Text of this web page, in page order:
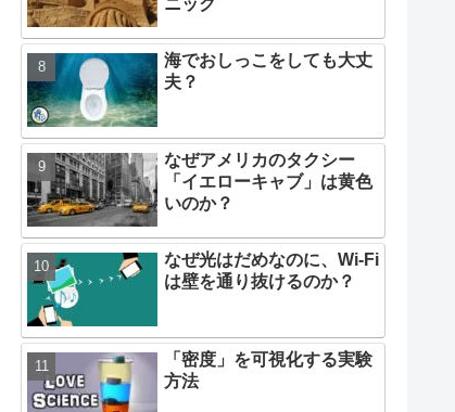
ニック
海でおしっこをしても大丈
夫？
なぜアメリカのタクシー
「イエローキャブ」は黄色
いのか？
なぜ光はだめなのに、Wi-Fi
は壁を通り抜けるのか？
「密度」を可視化する実験
方法